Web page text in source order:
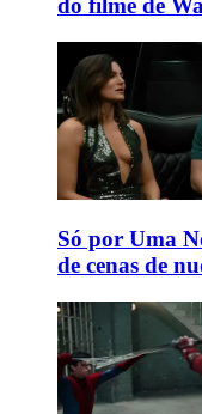
do filme de
Só por Uma
de cenas de